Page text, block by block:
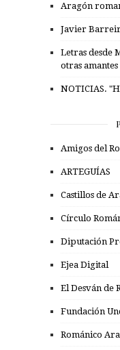
Aragón
Javier
Letras desde
otras
NOTICIAS.
Amigos del
ARTEGUÍAS
Castillos de
Círculo
Diputación
Ejea Digital
El Desván de
Fundación
Románico